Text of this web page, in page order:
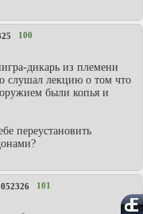
100
дикарь из племени
слушал лекцию о том что
были копья и
переустановить
101